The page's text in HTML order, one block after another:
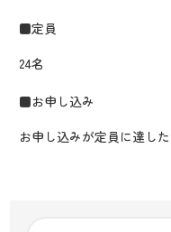
■定員
24名
■お申し込み
お申し込みが定員に達し